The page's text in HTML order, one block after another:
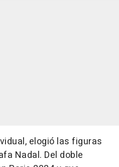
elogió las figuras
Nadal. Del doble